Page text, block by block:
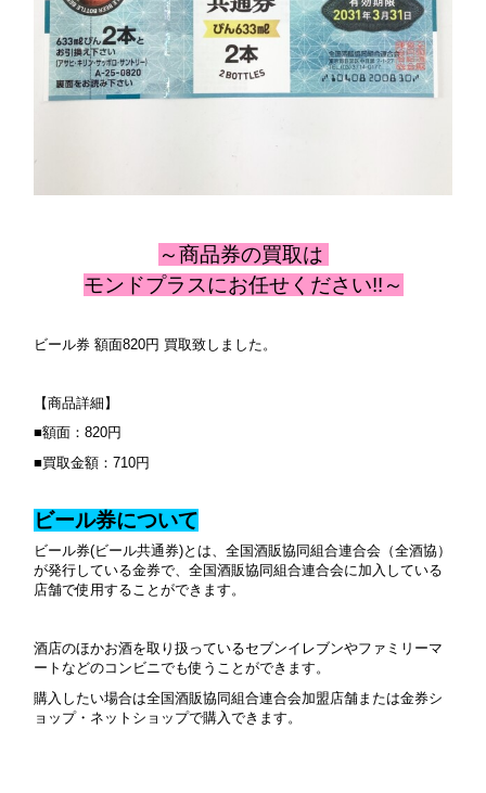
～商品券の買取は
モンドプラスにお任せください!!～
ビール券 額面820円 買取致しました。
【商品詳細】
■額面：820円
■買取金額：710円
ビール券について
ビール券(ビール共通券)とは、全国酒販協同組合連合会（全酒協）
が発行している金券で、全国酒販協同組合連合会に加入している
店舗で使用することができます。
酒店のほかお酒を取り扱っているセブンイレブンやファミリーマ
ートなどのコンビニでも使うことができます。
購入したい場合は全国酒販協同組合連合会加盟店舗または金券シ
ョップ・ネットショップで購入できます。